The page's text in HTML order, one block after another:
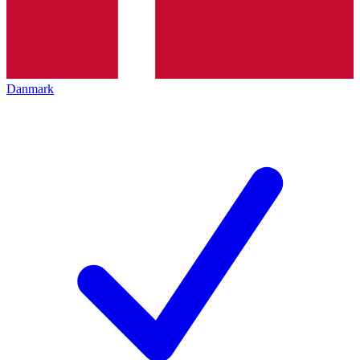
Danmark